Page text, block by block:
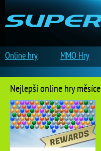
Nejlepší online hry měsíce
Online hry MMO Hry